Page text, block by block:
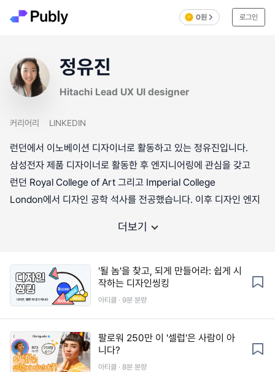
0원 로그인
정유진
Hitachi Lead UX UI designer
커리어리 LINKEDIN
런던에서 이노베이션 디자이너로 활동하고 있는 정유진입니다.
삼성전자 제품 디자이너로 활동한 후 엔지니어링에 관심을 갖고
런던 Royal College of Art 그리고 Imperial College
London에서 디자인 공학 석사를 전공했습니다. 이후 디자인 엔지
더보기
'될 놈'을 찾고, 되게 만들어라: 쉽게 시
작하는 디자인씽킹
아티클 · 9분 분량
팔로워 250만 이 '셀럽'은 사람이 아
니다?
아티클 · 8분 분량